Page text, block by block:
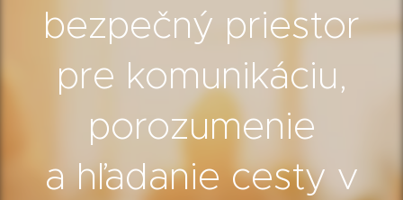
bezpečný priestor
pre komunikáciu,
porozumenie
a hľadanie cesty v